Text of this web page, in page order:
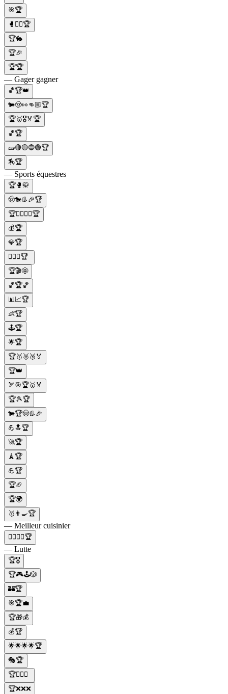
🎯🏆
🥊🤼‍♂️🏆
🏆🐇
🏆🎉
🏆🏆
— Gager gagner
🏀🏆👑
🐄🤠👀👊🏼🏆
🏆🥇🎖️🏅🏆
🏀🏆
🧱🔴🟡🔵🟢🏆
🏇🏆
— Sports équestres
🏆🥊🥋
🤠🐎👢🎉🏆
🏆🏊‍♀️🏊‍♂️🏆
💰🏆
💎🏆
🏋️‍♀️🥇🏆
🏆🎬🤩
🏀🏆🏀
📊📈🏆
👶🏆
🕹️🏆
🌟🏆
🏆🥇🥈🥉🏅
🏆👑
🏹🎯🏆🥇🏅
🏆🎾🏆
🐄🏆🤠👢🎉
💪🔝🏆
🚀🏆
🗼🏆
💪🏆
🏆🏈
🏆🌍
🥇👨‍🍳🏆
— Meilleur cuisinier
🤼‍♂️🤼‍♀️🏆
— Lutte
🏆🎖️
🏆🎮🕹️🎲
🏰🏆
🎯🏆💼
🏆🎁💰
💰🏆
🌟🌟🌟🌟🏆
🎭🏆
🏆🏋️‍♂️💪
🏆❌❌❌